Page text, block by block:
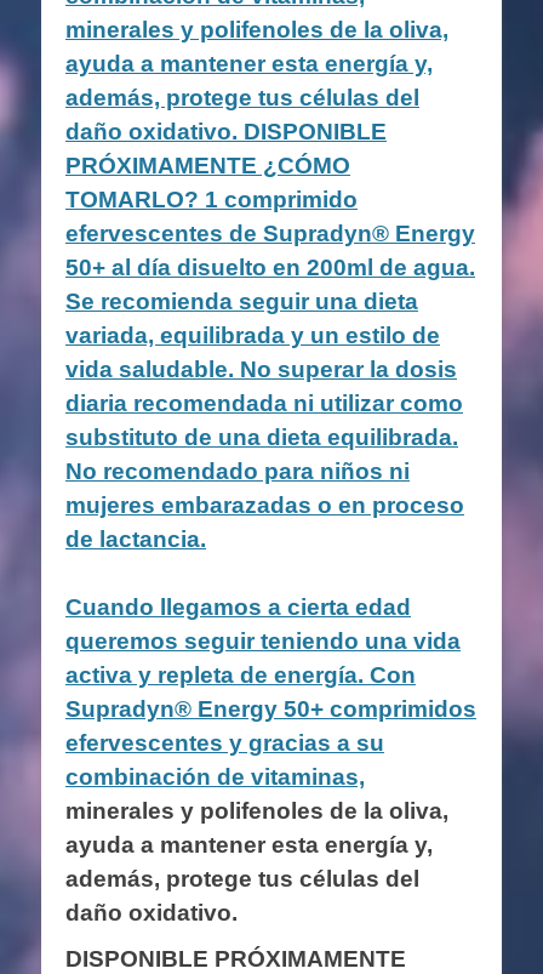
Cuando llegamos a cierta edad
queremos seguir teniendo una vida
activa y repleta de energía. Con
Supradyn® Energy 50+ comprimidos
efervescentes y gracias a su
combinación de vitaminas,
minerales y polifenoles de la oliva,
ayuda a mantener esta energía y,
además, protege tus células del
daño oxidativo.
DISPONIBLE PRÓXIMAMENTE